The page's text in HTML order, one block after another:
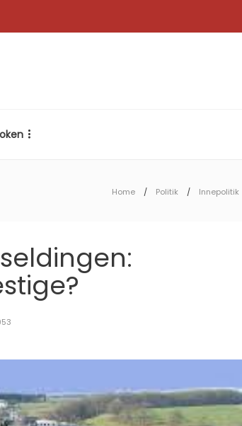
Home Politik Innepolitik